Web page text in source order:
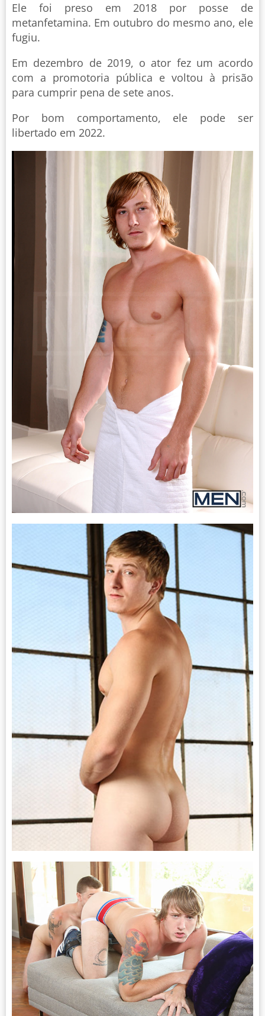
Ele foi preso em 2018 por posse de
metanfetamina. Em outubro do mesmo ano, ele
fugiu.
Em dezembro de 2019, o ator fez um acordo
com a promotoria pública e voltou à prisão
para cumprir pena de sete anos.
Por bom comportamento, ele pode ser
libertado em 2022.